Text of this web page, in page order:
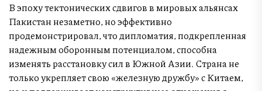
В эпоху тектонических сдвигов в мировых альянсах
Пакистан незаметно, но эффективно
продемонстрировал, что дипломатия, подкрепленная
надежным оборонным потенциалом, способна
изменять расстановку сил в Южной Азии. Страна не
только укрепляет свою «железную дружбу» с Китаем,